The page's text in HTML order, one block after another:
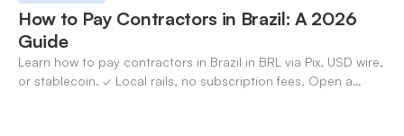
How to Pay Contractors in Brazil: A 2026
Guide
Learn how to pay contractors in Brazil in BRL via Pix, USD wire,
or stablecoin. ✓ Local rails, no subscription fees. Open a